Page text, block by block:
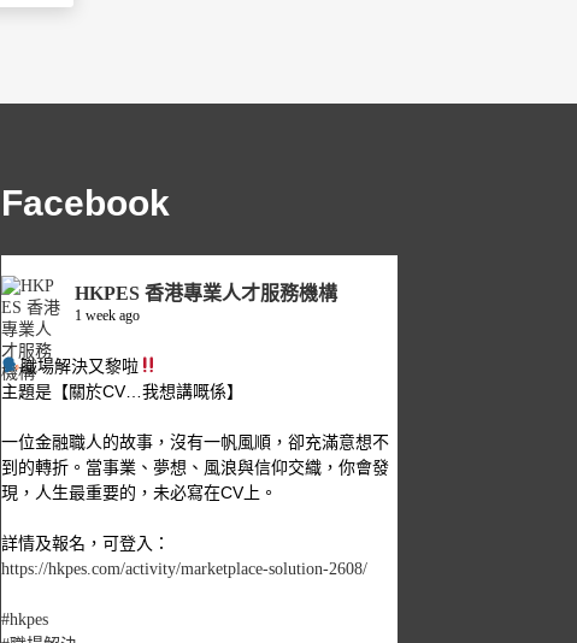
Facebook
HKPES 香港專業人才服務機構
1 week ago
職場解決又黎啦
主題是【關於CV…我想講嘅係】
一位金融職人的故事，沒有一帆風順，卻充滿意想不
到的轉折。當事業、夢想、風浪與信仰交織，你會發
現，人生最重要的，未必寫在CV上。
詳情及報名，可登入：
https://hkpes.com/activity/marketplace-solution-2608/
#hkpes